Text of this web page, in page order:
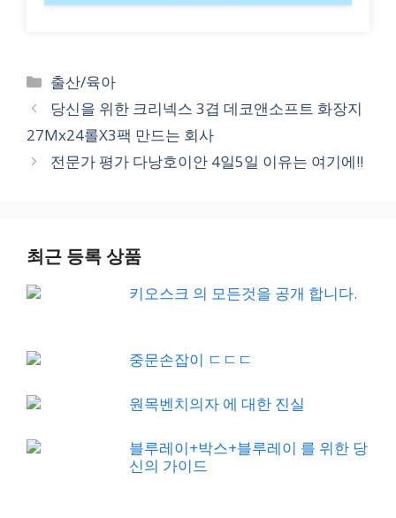
Categories
출산/육아
당신을 위한 크리넥스 3겹 데코앤소프트 화장지
27Mx24롤X3팩 만드는 회사
전문가 평가 다낭호이안 4일5일 이유는 여기에!!
최근 등록 상품
키오스크 의 모든것을 공개 합니다.
중문손잡이 ㄷㄷㄷ
원목벤치의자 에 대한 진실
블루레이+박스+블루레이 를 위한 당
신의 가이드